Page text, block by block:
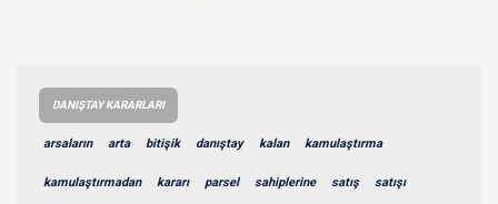
DANIŞTAY KARARLARI
arsaların arta bitişik danıştay kalan kamulaştırma
kamulaştırmadan kararı parsel sahiplerine satış satışı